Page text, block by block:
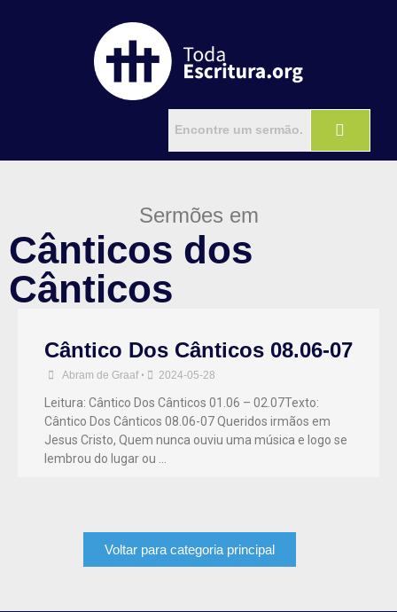
Sermões em
Cânticos dos
Cânticos
Cântico Dos Cânticos 08.06-07
Abram de Graaf • 2024-05-28
Leitura: Cântico Dos Cânticos 01.06 – 02.07Texto:
Cântico Dos Cânticos 08.06-07 Queridos irmãos em
Jesus Cristo, Quem nunca ouviu uma música e logo se
lembrou do lugar ou …
Voltar para categoria principal